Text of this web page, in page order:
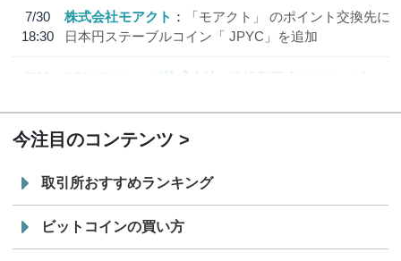
7/30
18:30
株式会社モアクト
「モアクト」 のポイント交換先に
日本円ステーブルコイン「 JPYC」を追加
7/29
SBI VCトレード株式会社
信託型円建てステーブル
今注目のコンテンツ
取引所おすすめランキング
ビットコインの買い方